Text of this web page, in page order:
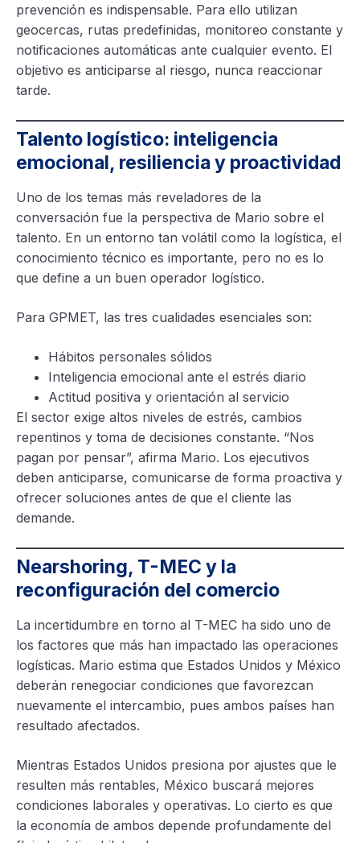
prevención es indispensable. Para ello utilizan
geocercas, rutas predefinidas, monitoreo constante y
notificaciones automáticas ante cualquier evento. El
objetivo es anticiparse al riesgo, nunca reaccionar
tarde.
Talento logístico: inteligencia
emocional, resiliencia y proactividad
Uno de los temas más reveladores de la
conversación fue la perspectiva de Mario sobre el
talento. En un entorno tan volátil como la logística, el
conocimiento técnico es importante, pero no es lo
que define a un buen operador logístico.
Para GPMET, las tres cualidades esenciales son:
Hábitos personales sólidos
Inteligencia emocional ante el estrés diario
Actitud positiva y orientación al servicio
El sector exige altos niveles de estrés, cambios
repentinos y toma de decisiones constante. “Nos
pagan por pensar”, afirma Mario. Los ejecutivos
deben anticiparse, comunicarse de forma proactiva y
ofrecer soluciones antes de que el cliente las
demande.
Nearshoring, T-MEC y la
reconfiguración del comercio
La incertidumbre en torno al T-MEC ha sido uno de
los factores que más han impactado las operaciones
logísticas. Mario estima que Estados Unidos y México
deberán renegociar condiciones que favorezcan
nuevamente el intercambio, pues ambos países han
resultado afectados.
Mientras Estados Unidos presiona por ajustes que le
resulten más rentables, México buscará mejores
condiciones laborales y operativas. Lo cierto es que
la economía de ambos depende profundamente del